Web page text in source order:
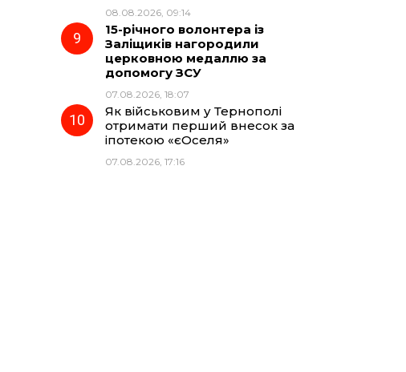
08.08.2026, 09:14
15-річного волонтера із
Заліщиків нагородили
церковною медаллю за
допомогу ЗСУ
07.08.2026, 18:07
Як військовим у Тернополі
отримати перший внесок за
іпотекою «єОселя»
07.08.2026, 17:16